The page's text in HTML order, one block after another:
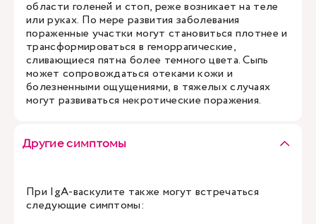
области голеней и стоп, реже возникает на теле
или руках. По мере развития заболевания
пораженные участки могут становиться плотнее и
трансформироваться в геморрагические,
сливающиеся пятна более темного цвета. Сыпь
может сопровождаться отеками кожи и
болезненными ощущениями, в тяжелых случаях
могут развиваться некротические поражения.
Другие симптомы
При IgA-васкулите также могут встречаться
следующие симптомы: